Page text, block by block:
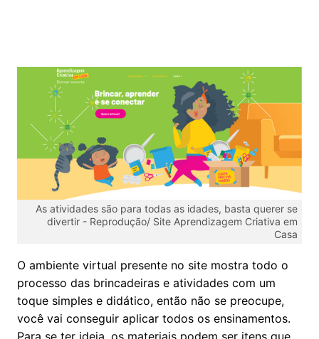
As atividades são para todas as idades, basta querer se
divertir - Reprodução/ Site Aprendizagem Criativa em
Casa
O ambiente virtual presente no site mostra todo o
processo das brincadeiras e atividades com um
toque simples e didático, então não se preocupe,
você vai conseguir aplicar todos os ensinamentos.